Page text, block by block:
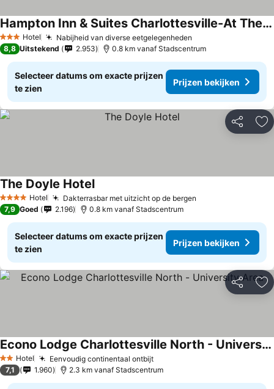
3 SterrenHotel Nabijheid van diverse eetgelegenheden
Hampton Inn & Suites Charlottesville-At The University
8,8 Uitstekend 2.953 0.8 km vanaf Stadscentrum
Selecteer datums om exacte prijzen
te zien
Prijzen bekijken
Delen
4 SterrenHotel Dakterrasbar met uitzicht op de bergen
The Doyle Hotel
7,9 Goed 2.196 0.8 km vanaf Stadscentrum
Selecteer datums om exacte prijzen
te zien
Prijzen bekijken
Delen
2 Sterren
Hotel Eenvoudig continentaal ontbijt
Econo Lodge Charlottesville North - University Area
7,1 1.960 2.3 km vanaf Stadscentrum